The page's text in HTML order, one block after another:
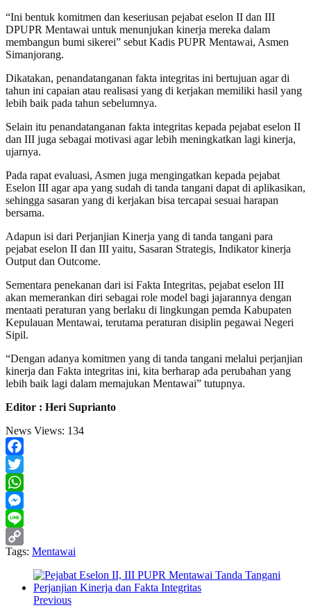
“Ini bentuk komitmen dan keseriusan pejabat eselon II dan III
DPUPR Mentawai untuk menunjukan kinerja mereka dalam
membangun bumi sikerei” sebut Kadis PUPR Mentawai, Asmen
Simanjorang.
Dikatakan, penandatanganan fakta integritas ini bertujuan agar di
tahun ini capaian atau realisasi yang di kerjakan memiliki hasil yang
lebih baik pada tahun sebelumnya.
Selain itu penandatanganan fakta integritas kepada pejabat eselon II
dan III juga sebagai motivasi agar lebih meningkatkan lagi kinerja,
ujarnya.
Pada rapat evaluasi, Asmen juga mengingatkan kepada pejabat
Eselon III agar apa yang sudah di tanda tangani dapat di aplikasikan,
sehingga sasaran yang di kerjakan bisa tercapai sesuai harapan
bersama.
Adapun isi dari Perjanjian Kinerja yang di tanda tangani para
pejabat eselon II dan III yaitu, Sasaran Strategis, Indikator kinerja
Output dan Outcome.
Sementara penekanan dari isi Fakta Integritas, pejabat eselon III
akan memerankan diri sebagai role model bagi jajarannya dengan
mentaati peraturan yang berlaku di lingkungan pemda Kabupaten
Kepulauan Mentawai, terutama peraturan disiplin pegawai Negeri
Sipil.
“Dengan adanya komitmen yang di tanda tangani melalui perjanjian
kinerja dan Fakta integritas ini, kita berharap ada perubahan yang
lebih baik lagi dalam memajukan Mentawai” tutupnya.
Editor : Heri Suprianto
News Views: 134
Facebook
Twitter
WhatsApp
Messenger
Line
Copy
Tags: Mentawai
Previous